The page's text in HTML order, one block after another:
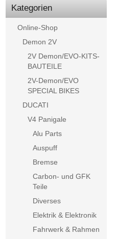
Kategorien
Online-Shop
Demon 2V
2V Demon/EVO-KITS-
BAUTEILE
2V-Demon/EVO
SPECIAL BIKES
DUCATI
V4 Panigale
Alu Parts
Auspuff
Bremse
Carbon- und GFK
Teile
Diverses
Elektrik & Elektronik
Fahrwerk & Rahmen